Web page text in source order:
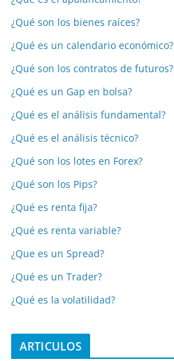
¿Qué son los bienes raíces?
¿Qué es un calendario económico?
¿Qué son los contratos de futuros?
¿Qué es un Gap en bolsa?
¿Qué es el análisis fundamental?
¿Qué es el análisis técnico?
¿Qué son los lotes en Forex?
¿Qué son los Pips?
¿Qué es renta fija?
¿Qué es renta variable?
¿Que es un Spread?
¿Qué es un Trader?
¿Qué es la volatilidad?
ARTICULOS